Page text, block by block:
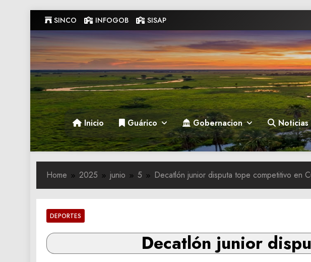
to
content
SINCO INFOGOB SISAP
Gobernacion de Guarico
Gobernacion de Guarico
Inicio Guárico Gobernacion Noticias
Home 2025 junio 5 Decatlón junior disputa tope competitivo en
DEPORTES
Decatlón junior